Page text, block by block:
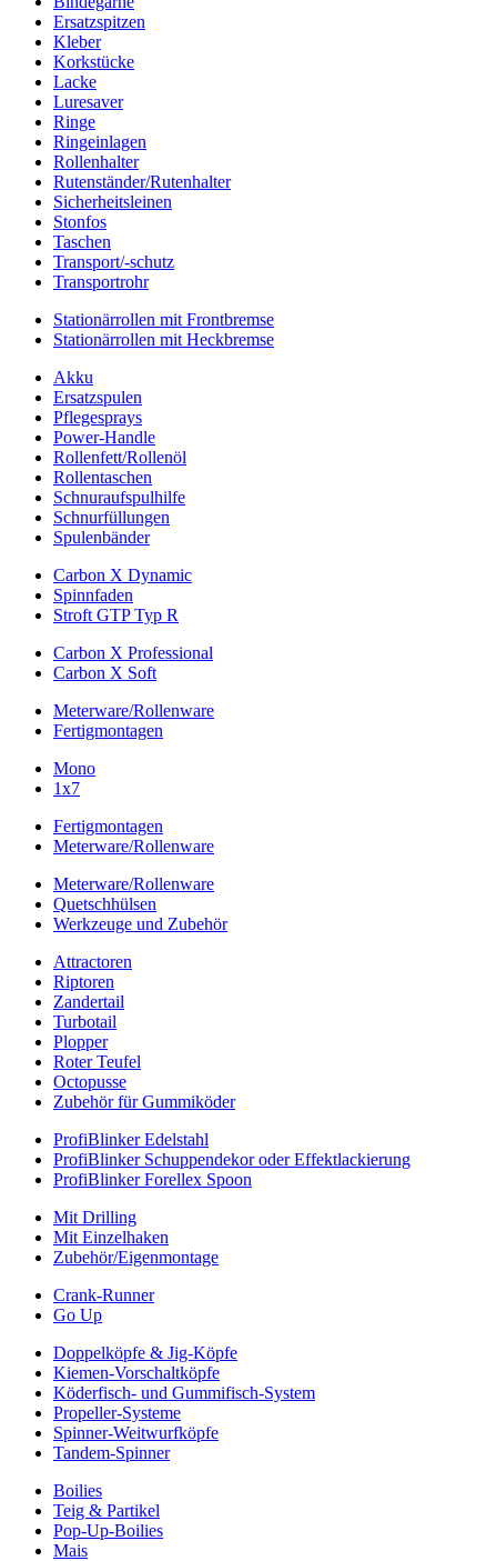
Ersatzspitzen
Kleber
Korkstücke
Lacke
Luresaver
Ringe
Ringeinlagen
Rollenhalter
Rutenständer/Rutenhalter
Sicherheitsleinen
Stonfos
Taschen
Transport/-schutz
Transportrohr
Stationärrollen mit Frontbremse
Stationärrollen mit Heckbremse
Akku
Ersatzspulen
Pflegesprays
Power-Handle
Rollenfett/Rollenöl
Rollentaschen
Schnuraufspulhilfe
Schnurfüllungen
Spulenbänder
Carbon X Dynamic
Spinnfaden
Stroft GTP Typ R
Carbon X Professional
Carbon X Soft
Meterware/Rollenware
Fertigmontagen
Mono
1x7
Fertigmontagen
Meterware/Rollenware
Meterware/Rollenware
Quetschhülsen
Werkzeuge und Zubehör
Attractoren
Riptoren
Zandertail
Turbotail
Plopper
Roter Teufel
Octopusse
Zubehör für Gummiköder
ProfiBlinker Edelstahl
ProfiBlinker Schuppendekor oder Effektlackierung
ProfiBlinker Forellex Spoon
Mit Drilling
Mit Einzelhaken
Zubehör/Eigenmontage
Crank-Runner
Go Up
Doppelköpfe & Jig-Köpfe
Kiemen-Vorschaltköpfe
Köderfisch- und Gummifisch-System
Propeller-Systeme
Spinner-Weitwurfköpfe
Tandem-Spinner
Boilies
Teig & Partikel
Pop-Up-Boilies
Mais